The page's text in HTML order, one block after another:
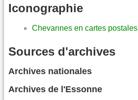
Iconographie
Chevannes en cartes postales
Sources d'archives
Archives nationales
Archives de l'Essonne